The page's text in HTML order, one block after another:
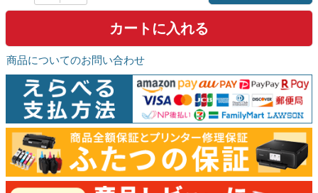
カートに入れる
商品についてのお問い合わせ